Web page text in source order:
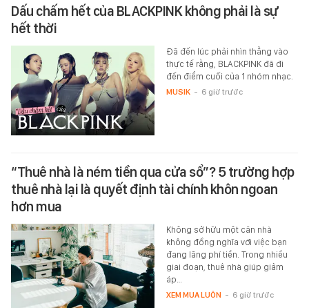
Dấu chấm hết của BLACKPINK không phải là sự
hết thời
Đã đến lúc phải nhìn thẳng vào
thực tế rằng, BLACKPINK đã đi
đến điểm cuối của 1 nhóm nhạc.
MUSIK - 6 giờ trước
“Thuê nhà là ném tiền qua cửa sổ”? 5 trường hợp
thuê nhà lại là quyết định tài chính khôn ngoan
hơn mua
Không sở hữu một căn nhà
không đồng nghĩa với việc bạn
đang lãng phí tiền. Trong nhiều
giai đoạn, thuê nhà giúp giảm
áp…
XEM MUA LUÔN - 6 giờ trước